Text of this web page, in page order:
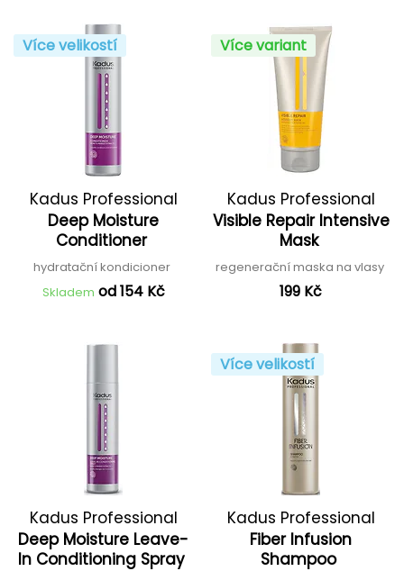
Více velikostí
Kadus Professional
Deep Moisture
Conditioner
hydratační kondicioner
Skladem od 154 Kč
Více variant
Kadus Professional
Visible Repair Intensive
Mask
regenerační maska na vlasy
199 Kč
Kadus Professional
Deep Moisture Leave-
In Conditioning Spray
Více velikostí
Kadus Professional
Fiber Infusion
Shampoo